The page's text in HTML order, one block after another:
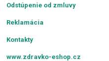
Odstúpenie od zmluvy
Reklamácia
Kontakty
www.zdravko-eshop.cz